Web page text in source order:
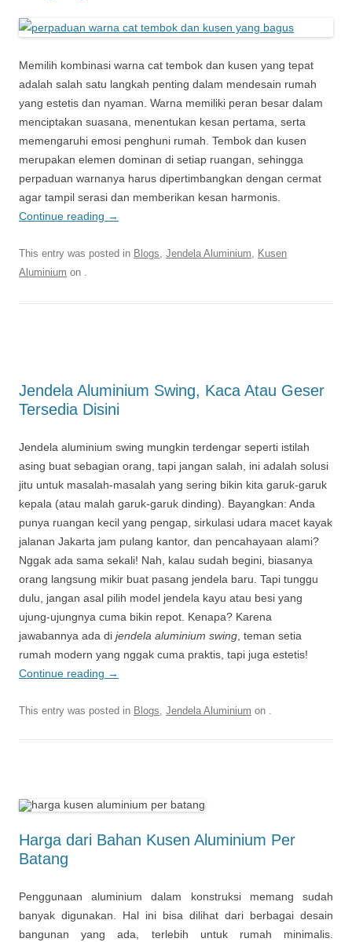
Memilih kombinasi warna cat tembok dan kusen yang tepat
adalah salah satu langkah penting dalam mendesain rumah
yang estetis dan nyaman. Warna memiliki peran besar dalam
menciptakan suasana, menentukan kesan pertama, serta
memengaruhi emosi penghuni rumah. Tembok dan kusen
merupakan elemen dominan di setiap ruangan, sehingga
perpaduan warnanya harus dipertimbangkan dengan cermat
agar tampil serasi dan memberikan kesan harmonis.
Continue reading →
This entry was posted in Blogs, Jendela Aluminium, Kusen
Aluminium on .
Jendela Aluminium Swing, Kaca Atau Geser
Tersedia Disini
Jendela aluminium swing mungkin terdengar seperti istilah
asing buat sebagian orang, tapi jangan salah, ini adalah solusi
jitu untuk masalah-masalah yang sering bikin kita garuk-garuk
kepala (atau malah garuk-garuk dinding). Bayangkan: Anda
punya ruangan kecil yang pengap, sirkulasi udara macet kayak
jalanan Jakarta jam pulang kantor, dan pencahayaan alami?
Nggak ada sama sekali! Nah, kalau sudah begini, biasanya
orang langsung mikir buat pasang jendela baru. Tapi tunggu
dulu, jangan asal pilih model jendela kayu atau besi yang
ujung-ujungnya cuma bikin repot. Kenapa? Karena
jawabannya ada di jendela aluminium swing, teman setia
rumah modern yang nggak cuma praktis, tapi juga estetis!
Continue reading →
This entry was posted in Blogs, Jendela Aluminium on .
Harga dari Bahan Kusen Aluminium Per
Batang
Penggunaan aluminium dalam konstruksi memang sudah
banyak digunakan. Hal ini bisa dilihat dari berbagai desain
bangunan yang ada, terlebih untuk rumah minimalis.